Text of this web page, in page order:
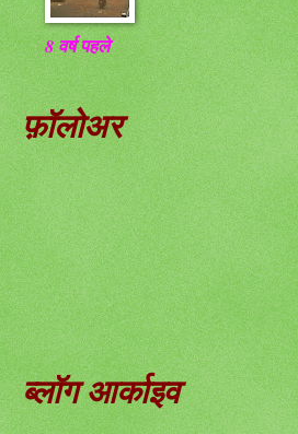
8 वर्ष पहले
फ़ॉलोअर
ब्लॉग आर्काइव